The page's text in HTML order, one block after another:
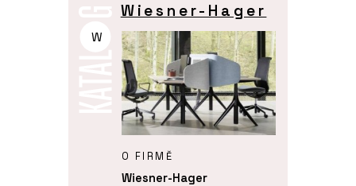
W
Wiesner-Hager
O FIRMĚ
Wiesner-Hager